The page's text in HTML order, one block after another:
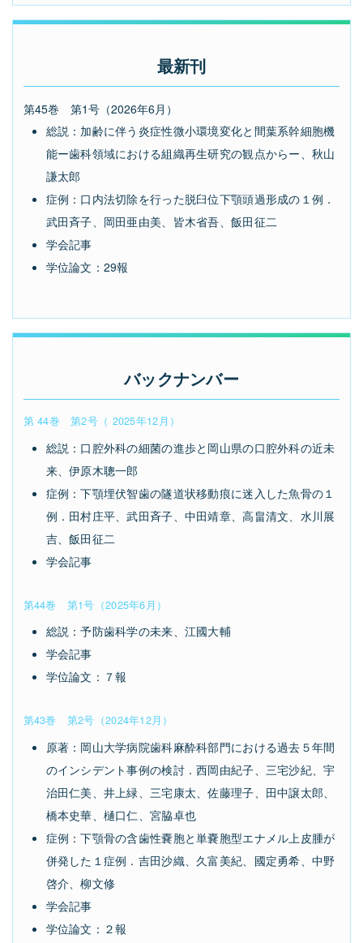
最新刊
第45巻 第1号（2026年6月）
総説：加齢に伴う炎症性微小環境変化と間葉系幹細胞機
能ー歯科領域における組織再生研究の観点からー、秋山
謙太郎
症例：口内法切除を行った脱臼位下顎頭過形成の１例．
武田斉子、岡田亜由美、皆木省吾、飯田征二
学会記事
学位論文：29報
バックナンバー
第44巻 第2号（ 2025年12月）
総説：口腔外科の細菌の進歩と岡山県の口腔外科の近未
来、伊原木聰一郎
症例：下顎埋伏智歯の隧道状移動痕に迷入した魚骨の１
例．田村庄平、武田斉子、中田靖章、高畠清文、水川展
吉、飯田征二
学会記事
第44巻 第1号（2025年6月）
総説：予防歯科学の未来、江國大輔
学会記事
学位論文：７報
第43巻 第2号（2024年12月）
原著：岡山大学病院歯科麻酔科部門における過去５年間
のインシデント事例の検討．西岡由紀子、三宅沙紀、宇
治田仁美、井上緑、三宅康太、佐藤理子、田中譲太郎、
橋本史華、樋口仁、宮脇卓也
症例：下顎骨の含歯性嚢胞と単嚢胞型エナメル上皮腫が
併発した１症例．吉田沙織、久富美紀、國定勇希、中野
啓介、柳文修
学会記事
学位論文：２報